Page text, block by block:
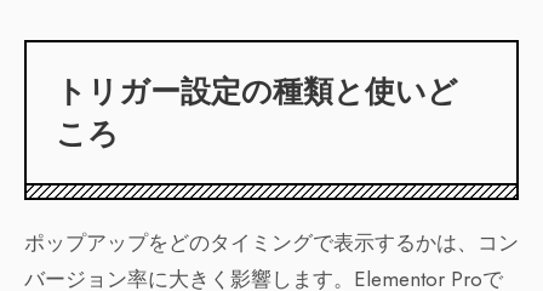
トリガー設定の種類と使いど
ころ
ポップアップをどのタイミングで表示するかは、コン
バージョン率に大きく影響します。Elementor Proで